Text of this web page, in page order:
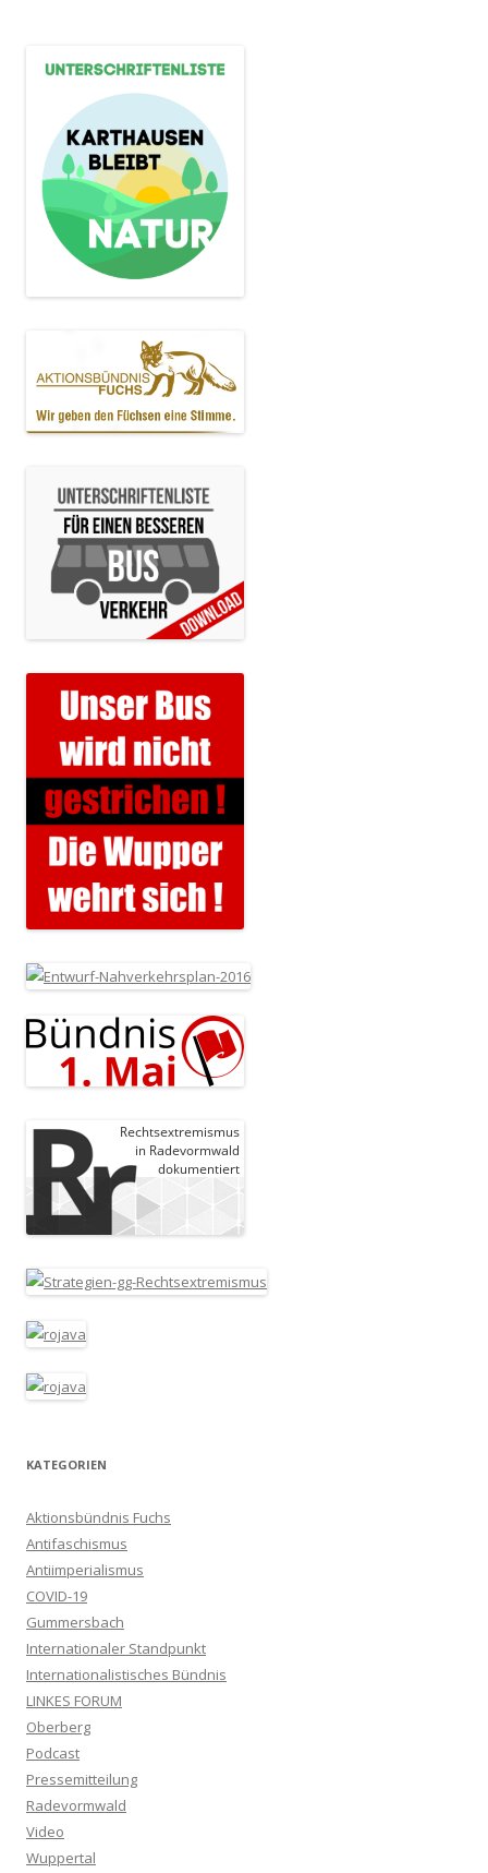
KATEGORIEN
Aktionsbündnis Fuchs
Antifaschismus
Antiimperialismus
COVID-19
Gummersbach
Internationaler Standpunkt
Internationalistisches Bündnis
LINKES FORUM
Oberberg
Podcast
Pressemitteilung
Radevormwald
Video
Wuppertal